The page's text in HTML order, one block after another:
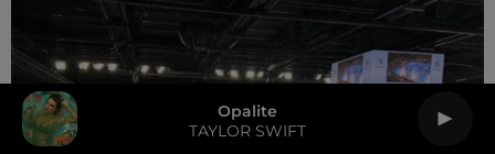
Opalite
TAYLOR SWIFT